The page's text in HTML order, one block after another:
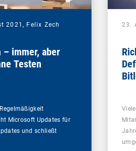
2021, Felix Zech
– immer, aber
Testen
Microsoft Updates für
und schließt
23.